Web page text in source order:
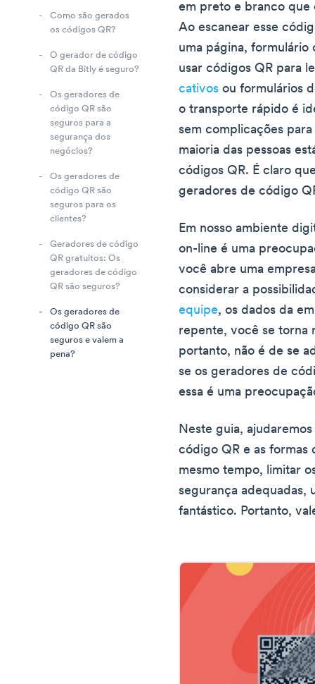
Como são gerados
os códigos QR?
O gerador de código
QR da Bitly é seguro?
Os geradores de
código QR são
seguros para a
segurança dos
negócios?
Os geradores de
código QR são
seguros para os
clientes?
Geradores de código
QR gratuitos: Os
geradores de código
QR são seguros?
Os geradores de
código QR são
seguros e valem a
pena?
em preto e branco que
Ao escanear esse
uma página, formulário
usar códigos QR para
cativos ou formulários
o transporte rápido é
sem complicações
maioria das pessoas
códigos QR. É claro
geradores de código
Em nosso ambiente
on-line é uma
você abre uma
considerar a
equipe, os dados da
repente, você se torna
portanto, não é de se
se os geradores de
essa é uma
Neste guia,
código QR e as formas
mesmo tempo, limitar
segurança adequadas,
fantástico. Portanto,